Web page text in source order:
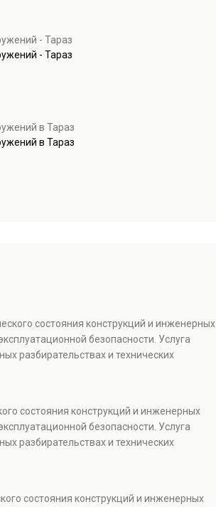
- Тараз
- Тараз
в Тараз
в Тараз
состояния конструкций и инженерных
безопасности. Услуга
разбирательствах и технических
состояния конструкций и инженерных
безопасности. Услуга
разбирательствах и технических
состояния конструкций и инженерных